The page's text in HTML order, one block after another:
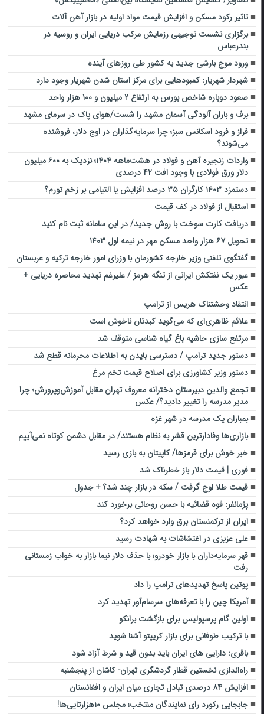
تاثیر رکود مسکن و افزایش قیمت مواد اولیه در بازار آهن‌ آلات
برگزاری نشست توجیهی رزمایش مرکب دریایی ایران و روسیه در
بندرعباس
ورود موج بارشی جدید به کشور طی روزهای آینده
شهردار شهریار: کمبودهایی برای مرکز استان شدن شهریار وجود دارد
صعود دوباره شاخص بورس به ارتفاع ۲ میلیون و ۱۰۰ هزار واحد
برف و باران آلودگی آسمان مشهد را شست/هوای پاک در سرمای مشهد
فراز و فرود اسکانس سبز؛ چرا سرمایه‌گذاران در اوج دلار، فروشنده
می‌شوند؟
واردات زنجیره آهن و فولاد در هشت‌ماهه ۱۴۰۴؛ نزدیک به ۶۰۰ میلیون
دلار ورق فولادی با وجود افت ۴۲ درصدی
دستمزد ۱۴۰۳ کارگران ۳۵ درصد افزایش یا التیامی بر زخم تورم؟
استقبال از فولاد در کف قیمت
دریافت کارت سوخت با روش جدید/ در این سامانه ثبت نام کنید
تحویل ۶۷ هزار واحد مسکن مهر در نیمه اول ۱۴۰۳
گفتگوی تلفنی وزیر خارجه کشورمان با وزرای امور خارجه ترکیه و عربستان
عبور یک نفتکش ایرانی از تنگه هرمز / علیرغم تهدید محاصره دریایی +
عکس
انتقاد وحشتناک هریس از ترامپ
علائم ظاهری‌ای که می‌گوید کبدتان ناخوش است
مرتفع سازی حاشیه باغ گیاه شناسی متوقف شد
دستور جدید ترامپ / دسترسی بایدن به اطلاعات محرمانه قطع شد
دستور وزیر کشاورزی برای اصلاح قیمت تخم مرغ
تجمع والدین دبیرستان دخترانه معروف تهران مقابل آموزش‌وپرورش؛ چرا
مدیر مدرسه را تغییر دادید؟/ عکس
بمباران یک مدرسه‌ در شهر غزه
بازاری‌ها وفادارترین قشر به نظام هستند/ در مقابل دشمن کوتاه نمی‌آییم
خبر خوش برای قرمزها/ کاپیتان به بازی رسید
فوری | قیمت دلار باز خطرناک شد
قیمت طلا اوج گرفت / سکه در بازار چند شد؟ + جدول
پژمانفر: قوه قضائیه با حسن روحانی برخورد کند
ایران از ترکمنستان برق وارد خواهد کرد؟
علی عزیزی در اغتشاشات به شهادت رسید
قهر سرمایه‌داران با بازار خودرو؛ با حذف دلار نیما بازار به خواب زمستانی
رفت
پوتین پاسخ تهدیدهای ترامپ را داد
آمریکا چین را با تعرفه‌های سرسام‌آور تهدید کرد
اولین گام پرسپولیس برای بازگشت برانکو
با ترکیب طوفانی برای بازار کریپتو آشنا شوید
باقری: دارایی های ایران باید بدون قید و شرط آزاد شود
راه‌اندازی نخستین قطار گردشگری تهران- کاشان از پنجشنبه
افزایش ۸۴ درصدی تبادل تجاری میان ایران و افغانستان
جابجایی رکورد رای نمایندگان منتخب؛ مجلس ۱۰هزارتایی‌ها!